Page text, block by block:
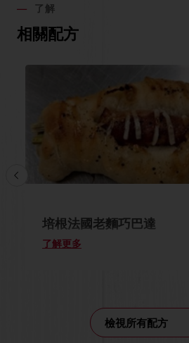
了解
相關配方
培根法國老麵巧巴達
了解更多
檢視所有配方